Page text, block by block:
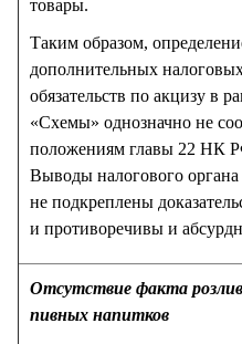
товары.
Таким образом,
дополнительных
обязательств по акцизу в
«Схемы» однозначно не
положениям главы 22 НК
Выводы налогового органа
не подкреплены
и противоречивы и
Отсутствие факта
пивных напитков